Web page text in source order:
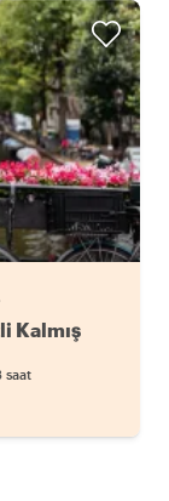
Kalmış
saat